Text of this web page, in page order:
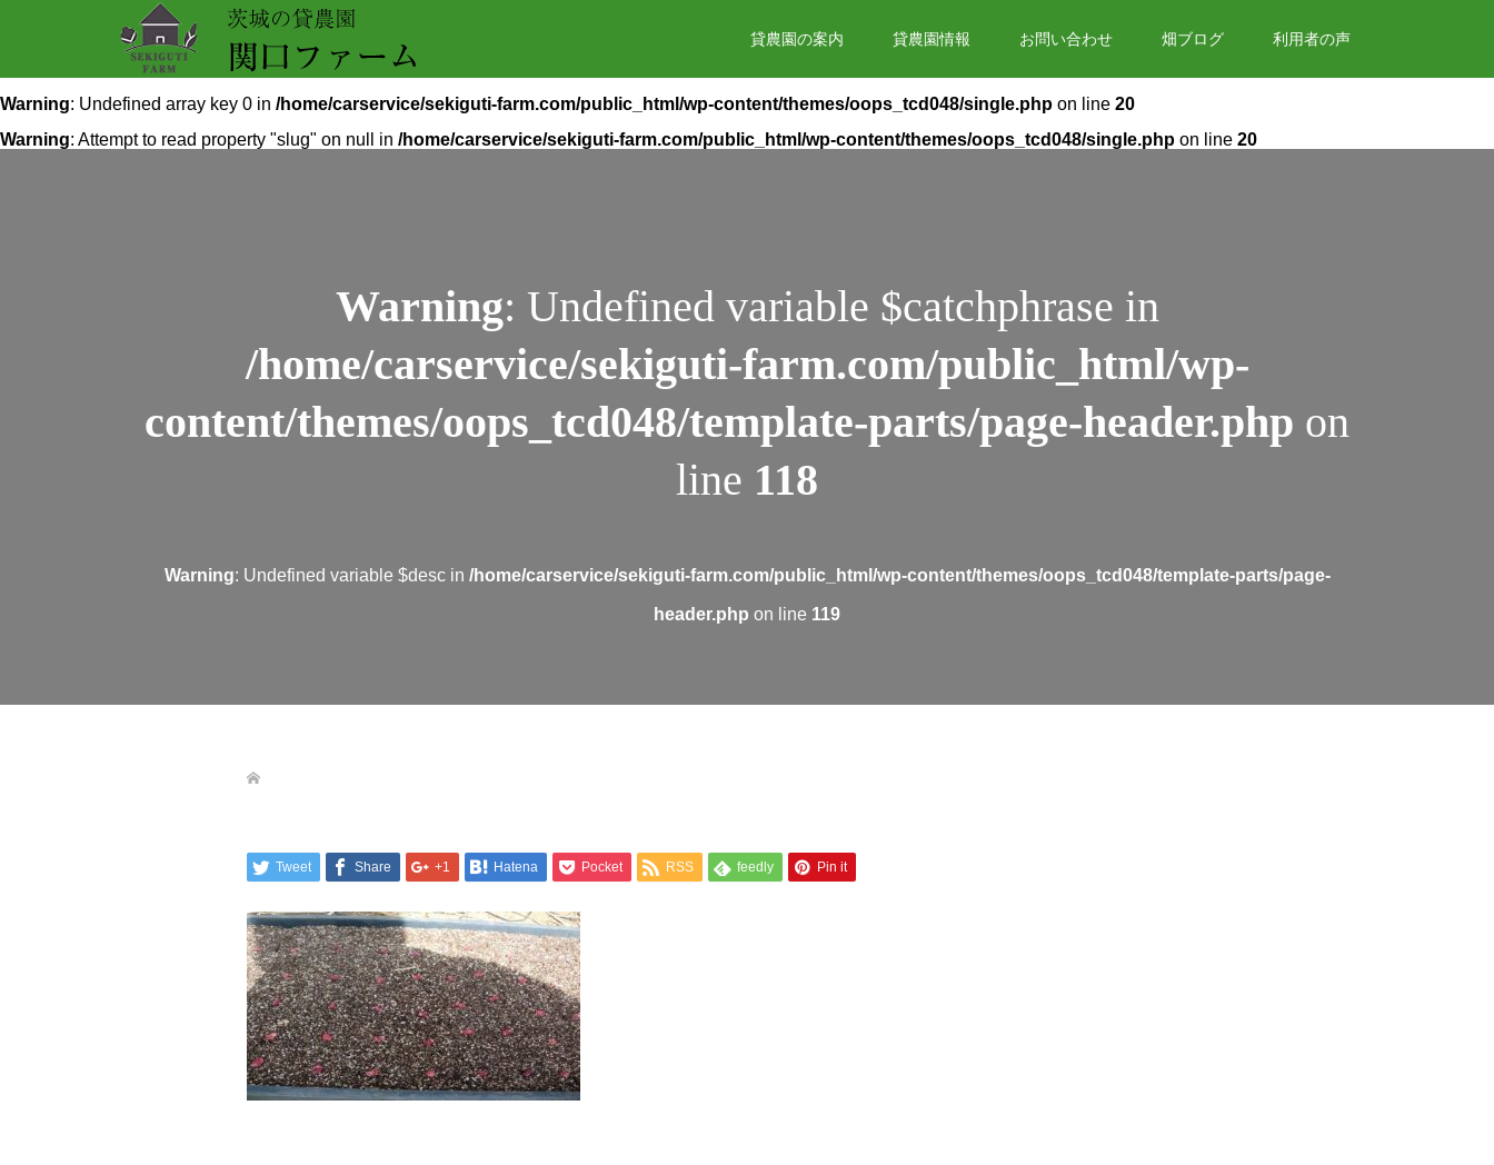
貸農園の案内 貸農園情報 お問い合わせ 畑ブログ 利用者の声
Warning: Undefined array key 0 in /home/carservice/sekiguti-farm.com/public_html/wp-content/themes/oops_tcd048/single.php on line 20
Warning: Attempt to read property "slug" on null in /home/carservice/sekiguti-farm.com/public_html/wp-content/themes/oops_tcd048/single.php on line 20
Warning: Undefined variable $catchphrase in
/home/carservice/sekiguti-farm.com/public_html/wp-
content/themes/oops_tcd048/template-parts/page-header.php on
line 118
Warning: Undefined variable $desc in /home/carservice/sekiguti-farm.com/public_html/wp-content/themes/oops_tcd048/template-parts/page-
header.php on line 119
Tweet Share +1 Hatena Pocket RSS feedly Pin it